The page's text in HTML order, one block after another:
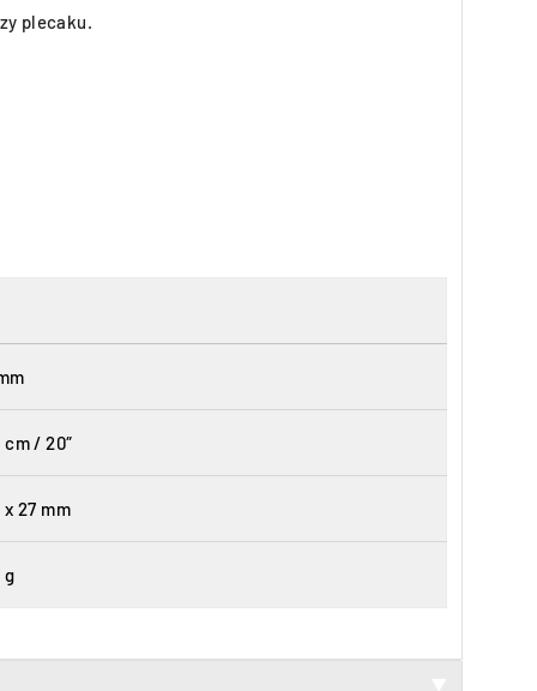
plecaku.
cm / 20″
x 27 mm
g